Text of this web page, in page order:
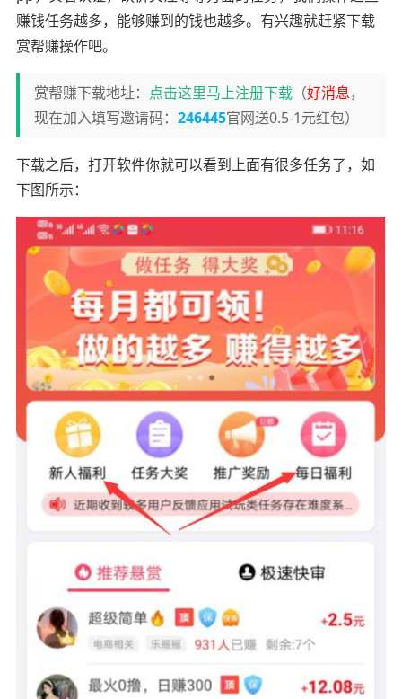
赚钱任务越多，能够赚到的钱也越多。有兴趣就赶紧下载
赏帮赚操作吧。
赏帮赚下载地址： 点击这里马上注册下载（好消息，
现在加入填写邀请码： 246445官网送0.5-1元红包）
下载之后，打开软件你就可以看到上面有很多任务了，如
下图所示：